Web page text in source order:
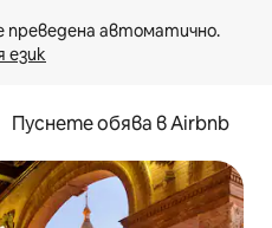
език
Пуснете обява в Airbnb